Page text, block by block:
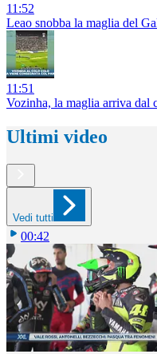
11:52
Leao snobba la maglia del
11:51
Vozinha, la maglia arriva dal
Ultimi video
Vedi tutti
00:42